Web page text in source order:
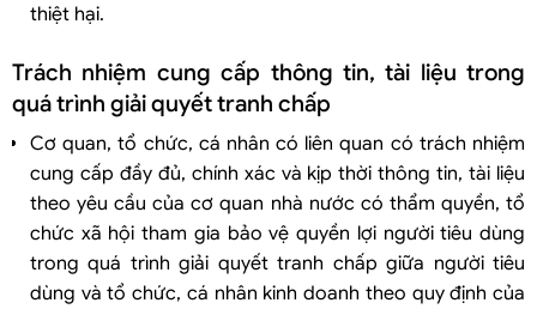
thiệt hại.
Trách nhiệm cung cấp thông tin, tài liệu trong
quá trình giải quyết tranh chấp
Cơ quan, tổ chức, cá nhân có liên quan có trách nhiệm
cung cấp đầy đủ, chính xác và kịp thời thông tin, tài liệu
theo yêu cầu của cơ quan nhà nước có thẩm quyền, tổ
chức xã hội tham gia bảo vệ quyền lợi người tiêu dùng
trong quá trình giải quyết tranh chấp giữa người tiêu
dùng và tổ chức, cá nhân kinh doanh theo quy định của